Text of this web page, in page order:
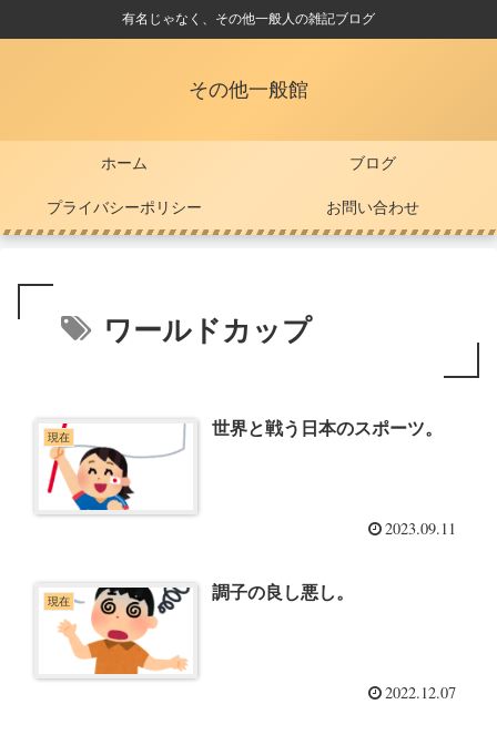
有名じゃなく、その他一般人の雑記ブログ
その他一般館
ホーム ブログ
プライバシーポリシー お問い合わせ
ワールドカップ
現在 世界と戦う日本のスポーツ。
2023.09.11
現在 調子の良し悪し。
2022.12.07